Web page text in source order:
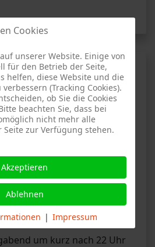
-
Stuttgart-
Stuttgart-Stammheim
ausgelöst
um kurz nach 22 Uhr
Cookies
unserer Website. Einige von
für den Betrieb der Seite,
helfen, diese Website und die
(Tracking Cookies).
ob Sie die Cookies
beachten Sie, dass bei
nicht mehr alle
zur Verfügung stehen.
Akzeptieren
Ablehnen
| Impressum